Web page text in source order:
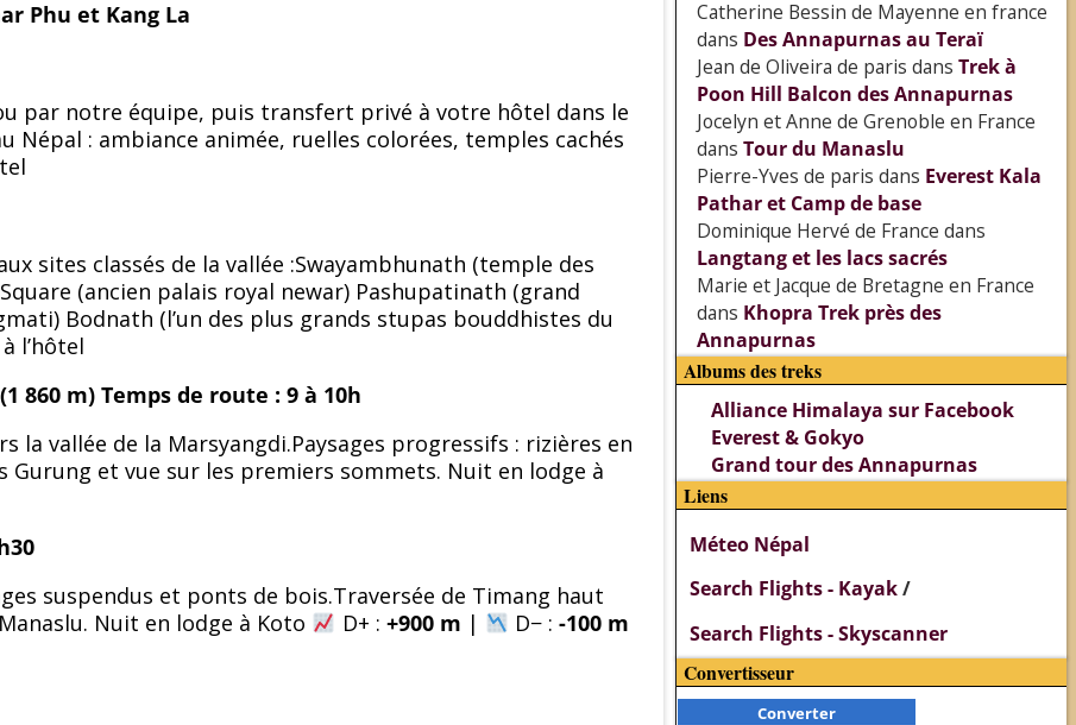
Phu et Kang La
par notre équipe, puis transfert privé à votre hôtel dans le
: ambiance animée, ruelles colorées, temples cachés
sites classés de la vallée :Swayambhunath (temple des
(ancien palais royal newar) Pashupatinath (grand
Bodnath (l’un des plus grands stupas bouddhistes du
l’hôtel
860 m) Temps de route : 9 à 10h
la vallée de la Marsyangdi.Paysages progressifs : rizières en
Gurung et vue sur les premiers sommets. Nuit en lodge à
suspendus et ponts de bois.Traversée de Timang haut
Nuit en lodge à Koto
D+ : +900 m | D− :-100 m
Catherine Bessin de Mayenne en france
dans Des Annapurnas au Teraï
Jean de Oliveira de paris dans Trek à
Poon Hill Balcon des Annapurnas
Jocelyn et Anne de Grenoble en France
dans Tour du Manaslu
Pierre-Yves de paris dans Everest Kala
Pathar et Camp de base
Dominique Hervé de France dans
Langtang et les lacs sacrés
Marie et Jacque de Bretagne en France
dans Khopra Trek près des
Annapurnas
Albums des treks
Alliance Himalaya sur Facebook
Everest & Gokyo
Grand tour des Annapurnas
Liens
Méteo Népal
Search Flights - Kayak/
Search Flights - Skyscanner
Convertisseur
Converter